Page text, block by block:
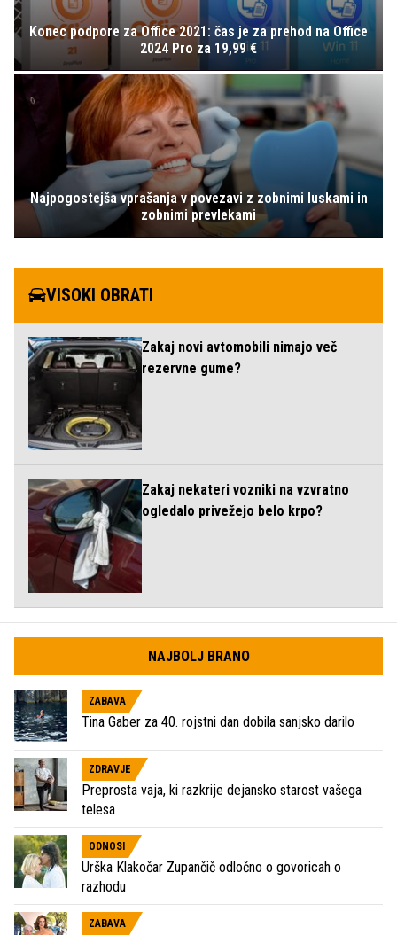
Konec podpore za Office 2021: čas je za prehod na Office
2024 Pro za 19,99 €
Najpogostejša vprašanja v povezavi z zobnimi luskami in
zobnimi prevlekami
VISOKI OBRATI
Zakaj novi avtomobili nimajo več
rezervne gume?
Zakaj nekateri vozniki na vzvratno
ogledalo privežejo belo krpo?
NAJBOLJ BRANO
ZABAVA
Tina Gaber za 40. rojstni dan dobila sanjsko darilo
ZDRAVJE
Preprosta vaja, ki razkrije dejansko starost vašega
telesa
ODNOSI
Urška Klakočar Zupančič odločno o govoricah o
razhodu
ZABAVA